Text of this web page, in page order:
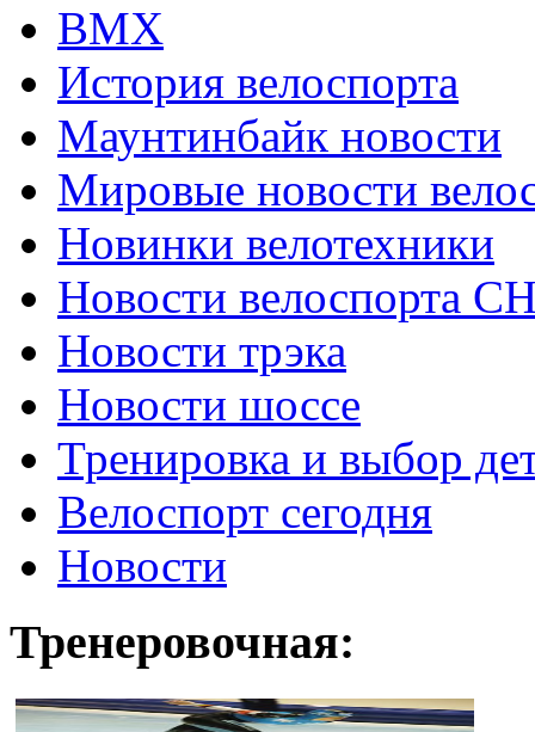
ВМХ
История велоспорта
Маунтинбайк новости
Мировые новости
Новинки велотехники
Новости велоспорта
Новости трэка
Новости шоссе
Тренировка и выбор
Велоспорт сегодня
Новости
Тренеровочная: